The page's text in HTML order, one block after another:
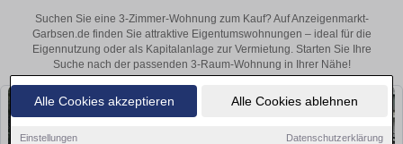
Alle Cookies akzeptieren Alle Cookies ablehnen
Einstellungen Datenschutzerklärung
Suchen Sie eine 3-Zimmer-Wohnung zum Kauf? Auf Anzeigenmarkt-
Garbsen.de finden Sie attraktive Eigentumswohnungen – ideal für die
Eigennutzung oder als Kapitalanlage zur Vermietung. Starten Sie Ihre
Suche nach der passenden 3-Raum-Wohnung in Ihrer Nähe!